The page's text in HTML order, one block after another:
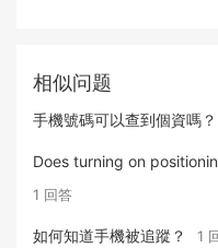
啟僅生帶，高。戶鑒戒潛
險，據適設限製。無論啟閉
相似问题
手機號碼可以查到個資嗎？
Does turning on
1 回答
如何知道手機被追蹤？ 1